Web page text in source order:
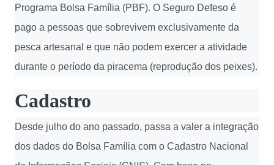
Programa Bolsa Família (PBF). O Seguro Defeso é
pago a pessoas que sobrevivem exclusivamente da
pesca artesanal e que não podem exercer a atividade
durante o período da piracema (reprodução dos peixes).
Cadastro
Desde julho do ano passado, passa a valer a integração
dos dados do Bolsa Família com o Cadastro Nacional